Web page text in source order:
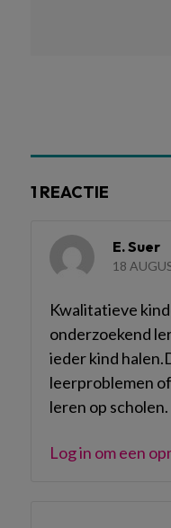
1 REACTIE
E. Suer
18
Kwalitatieve
onderzoekend
ieder kind
leerproblemen
leren op
Log in om een